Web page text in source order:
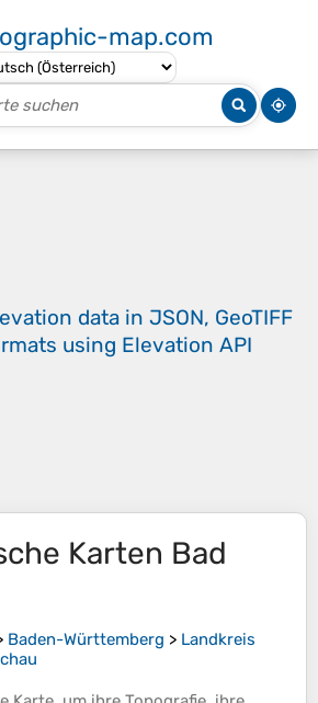
map.com
data in JSON, GeoTIFF
using Elevation API
Karten Bad
Baden-Württemberg > Landkreis